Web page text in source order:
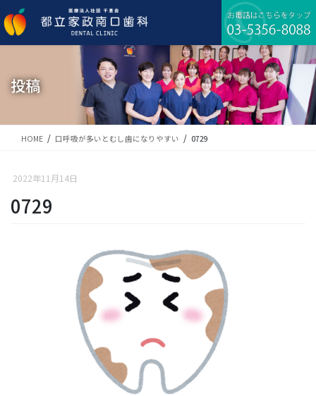
ン
テ
ビ
ゲ
移
投稿
HOME 口呼吸が多いとむし歯になりやすい 0729
2022年11月14日
0729